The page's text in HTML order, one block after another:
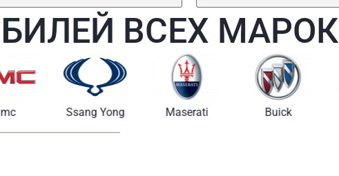
ВСЕХ МАРОК
Ssang Yong Maserati Buick